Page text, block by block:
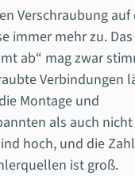
Verschraubung auf
immer mehr zu. Das
ab“ mag zwar
Verbindungen
Montage und
als auch nicht
hoch, und die Zahl
ist groß.